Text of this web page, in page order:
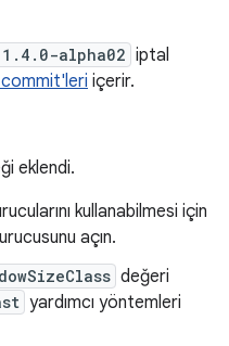
alpha02 iptal
içerir.
eklendi.
kullanabilmesi için
açın.
değeri
yardımcı yöntemleri